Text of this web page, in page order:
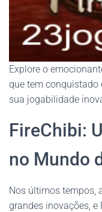
Explore o
que tem conquistado
sua jogabilidade
FireChibi:
no Mundo
Nos últimos tempos,
grandes inovações, e